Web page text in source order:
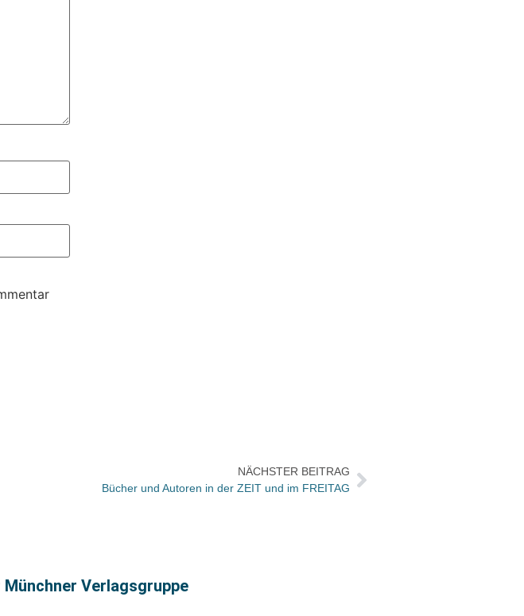
NÄCHSTER BEITRAG
Bücher und Autoren in der ZEIT und im FREITAG
Verlagsgruppe